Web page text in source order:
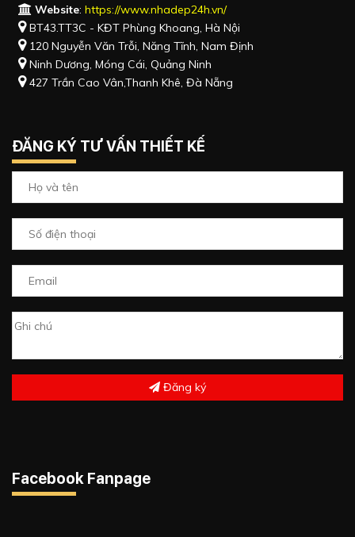
Website: https://www.nhadep24h.vn/
BT43.TT3C - KĐT Phùng Khoang, Hà Nội
120 Nguyễn Văn Trỗi, Năng Tĩnh, Nam Định
Ninh Dương, Móng Cái, Quảng Ninh
427 Trần Cao Vân,Thanh Khê, Đà Nẵng
ĐĂNG KÝ TƯ VẤN THIẾT KẾ
Đăng ký
Facebook Fanpage